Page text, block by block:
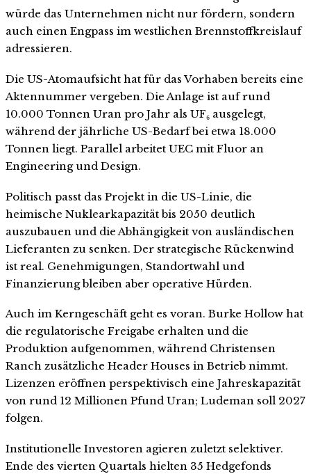
würde das Unternehmen nicht nur fördern, sondern
auch einen Engpass im westlichen Brennstoffkreislauf
adressieren.
Die US-Atomaufsicht hat für das Vorhaben bereits eine
Aktennummer vergeben. Die Anlage ist auf rund
10.000 Tonnen Uran pro Jahr als UF₆ ausgelegt,
während der jährliche US-Bedarf bei etwa 18.000
Tonnen liegt. Parallel arbeitet UEC mit Fluor an
Engineering und Design.
Politisch passt das Projekt in die US-Linie, die
heimische Nuklearkapazität bis 2050 deutlich
auszubauen und die Abhängigkeit von ausländischen
Lieferanten zu senken. Der strategische Rückenwind
ist real. Genehmigungen, Standortwahl und
Finanzierung bleiben aber operative Hürden.
Auch im Kerngeschäft geht es voran. Burke Hollow hat
die regulatorische Freigabe erhalten und die
Produktion aufgenommen, während Christensen
Ranch zusätzliche Header Houses in Betrieb nimmt.
Lizenzen eröffnen perspektivisch eine Jahreskapazität
von rund 12 Millionen Pfund Uran; Ludeman soll 2027
folgen.
Institutionelle Investoren agieren zuletzt selektiver.
Ende des vierten Quartals hielten 35 Hedgefonds